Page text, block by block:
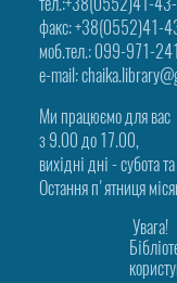
тел.:+38(0552)41-
факс: +38(0552)41-
моб.тел.: 099-971-
e-mail:
Ми працюємо для вас
з 9.00 до 17.00,
вихідні дні - субота
Остання п'ятниця
Увага!